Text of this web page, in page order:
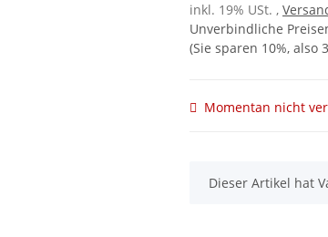
inkl. 19% USt. ,
Unverbindliche
(Sie sparen 10%, also
Momentan nicht
x
Dieser Artikel hat